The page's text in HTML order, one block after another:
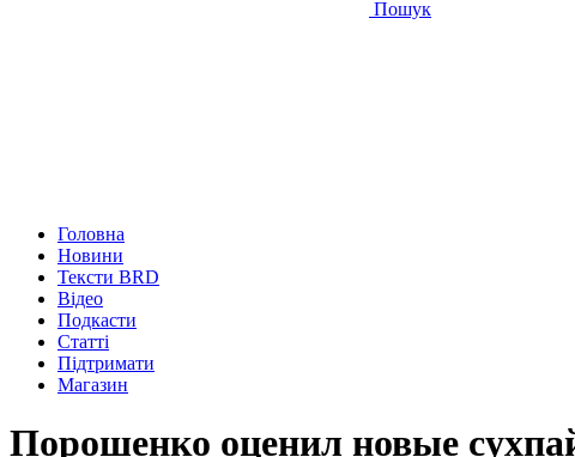
Пошук
Головна
Новини
Тексти BRD
Відео
Подкасти
Статті
Підтримати
Магазин
Порошенко оценил новые